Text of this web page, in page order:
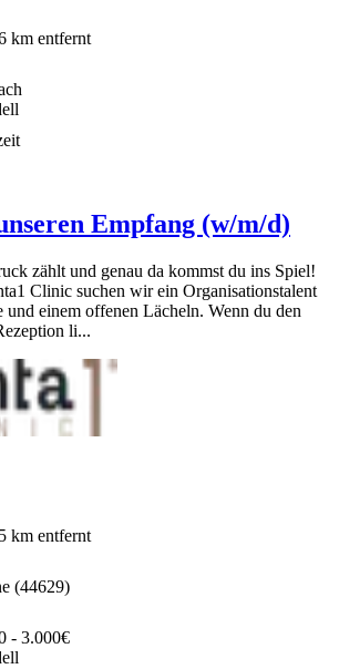
km entfernt
Empfang (w/m/d)
zählt und genau da kommst du ins Spiel!
Clinic suchen wir ein Organisationstalent
und einem offenen Lächeln. Wenn du den
li...
km entfernt
(44629)
- 3.000€